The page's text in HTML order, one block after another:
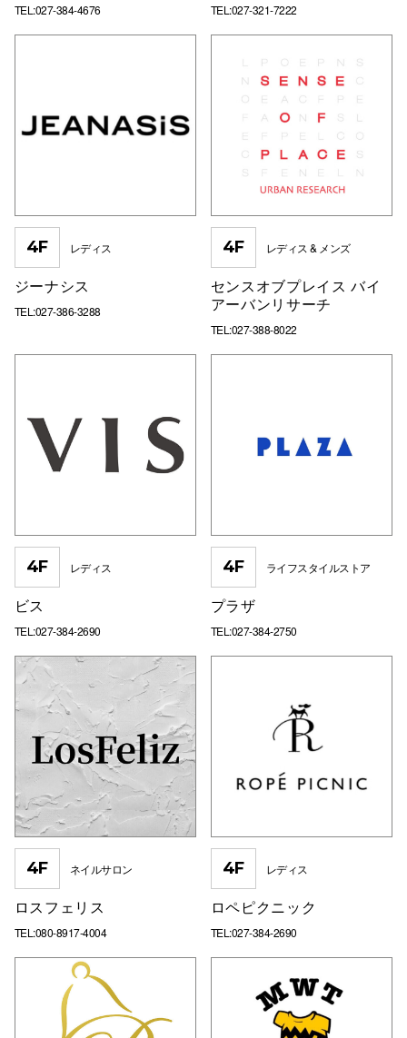
TEL:027-384-4676 TEL:027-321-7222
4F レディス
ジーナシス
TEL:027-386-3288
4F レディス & メンズ
センスオブプレイス バイ
アーバンリサーチ
TEL:027-388-8022
4F レディス
ビス
TEL:027-384-2690
4F ライフスタイルストア
プラザ
TEL:027-384-2750
4F ネイルサロン
ロスフェリス
TEL:080-8917-4004
4F レディス
ロペピクニック
TEL:027-384-2690